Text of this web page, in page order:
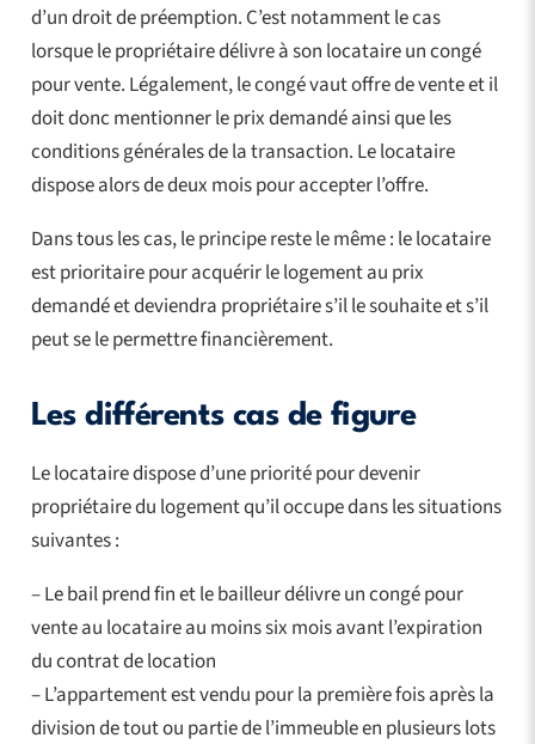
d’un droit de préemption. C’est notamment le cas
lorsque le propriétaire délivre à son locataire un congé
pour vente. Légalement, le congé vaut offre de vente et il
doit donc mentionner le prix demandé ainsi que les
conditions générales de la transaction. Le locataire
dispose alors de deux mois pour accepter l’offre.
Dans tous les cas, le principe reste le même : le locataire
est prioritaire pour acquérir le logement au prix
demandé et deviendra propriétaire s’il le souhaite et s’il
peut se le permettre financièrement.
Les différents cas de figure
Le locataire dispose d’une priorité pour devenir
propriétaire du logement qu’il occupe dans les situations
suivantes :
– Le bail prend fin et le bailleur délivre un congé pour
vente au locataire au moins six mois avant l’expiration
du contrat de location
– L’appartement est vendu pour la première fois après la
division de tout ou partie de l’immeuble en plusieurs lots